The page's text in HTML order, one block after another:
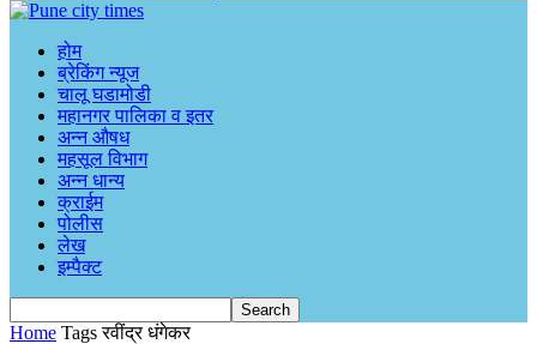
होम
ब्रेकिंग न्यूज
चालू घडामोडी
महानगर पालिका व इतर
अन्न औषध
महसूल विभाग
अन्न धान्य
क्राईम
पोलीस
लेख
इम्पैक्ट
Home Tags रवींद्र धंगेकर